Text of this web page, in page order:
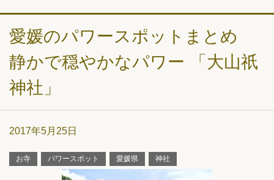
愛媛のパワースポットまとめ
静かで穏やかなパワー 「大山祇
神社」
2017年5月25日
お寺 パワースポット 愛媛県 神社